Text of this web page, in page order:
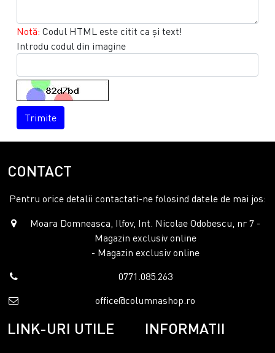
Notă: Codul HTML este citit ca şi text!
Introdu codul din imagine
Trimite
CONTACT
Pentru orice detalii contactati-ne folosind datele de mai jos:
Moara Domneasca, Ilfov, Int. Nicolae Odobescu, nr 7 -
Magazin exclusiv online
- Magazin exclusiv online
0771.085.263
office@columnashop.ro
LINK-URI UTILE INFORMATII